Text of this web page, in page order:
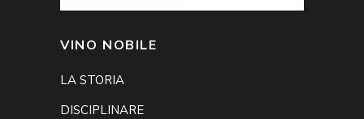
VINO NOBILE
LA STORIA
DISCIPLINARE